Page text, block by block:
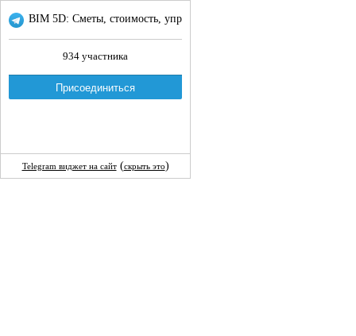
BIM 5D: Сметы, стоимость, управление ресурсами и BIM
934 участника
Присоединиться
Telegram виджет на сайт (скрыть это)